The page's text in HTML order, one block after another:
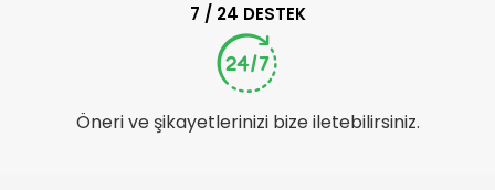
7 / 24 DESTEK
Öneri ve şikayetlerinizi bize iletebilirsiniz.